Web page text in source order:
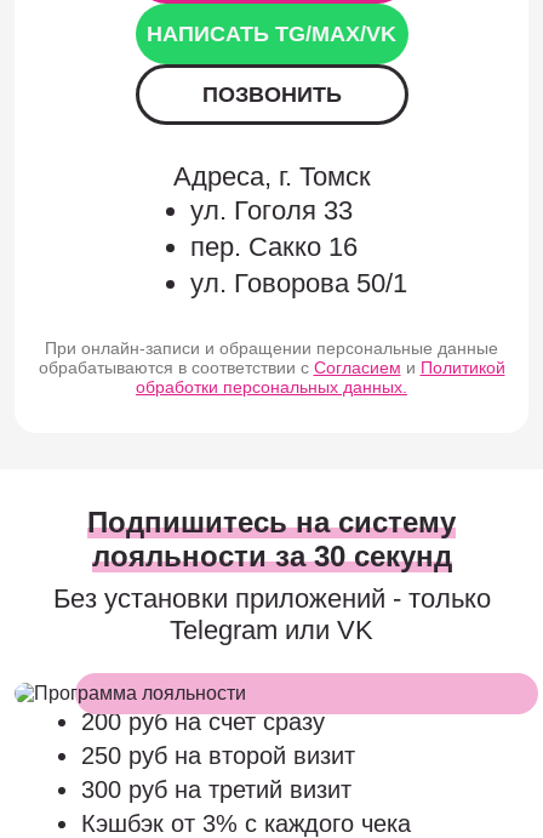
НАПИСАТЬ TG/MAX/VK
ПОЗВОНИТЬ
Адреса, г. Томск
ул. Гоголя 33
пер. Сакко 16
ул. Говорова 50/1
При онлайн-записи и обращении персональные данные
обрабатываются в соответствии с Согласием и Политикой
обработки персональных данных.
Подпишитесь на систему
лояльности за 30 секунд
Без установки приложений - только
Telegram или VK
200 руб на счет сразу
250 руб на второй визит
300 руб на третий визит
Кэшбэк от 3% с каждого чека